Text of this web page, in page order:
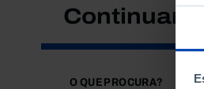
Continuar a
O QUE PROCURA?